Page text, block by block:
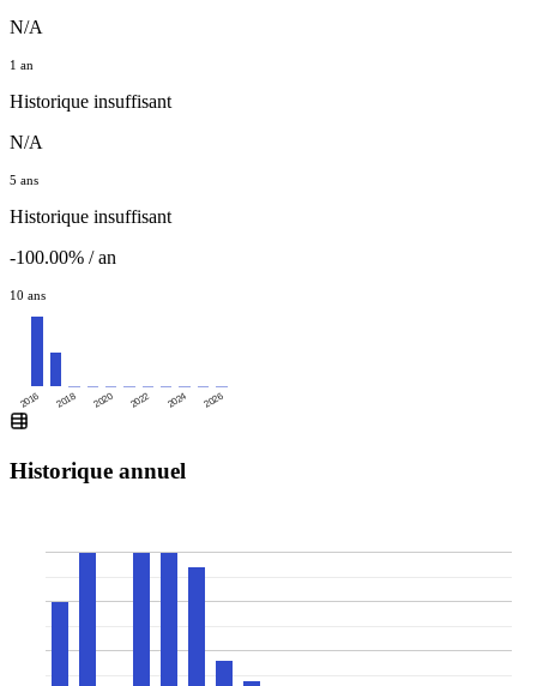
N/A
1 an
Historique insuffisant
N/A
5 ans
Historique insuffisant
-100.00% / an
10 ans
2016 2018 2020 2022 2024 2026
Historique annuel